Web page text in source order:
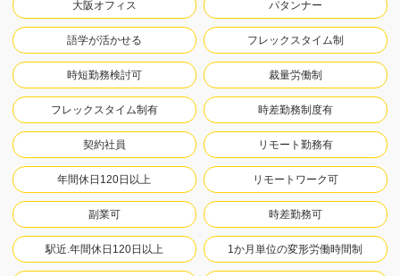
大阪オフィス パタンナー
語学が活かせる フレックスタイム制
時短勤務検討可 裁量労働制
フレックスタイム制有 時差勤務制度有
契約社員 リモート勤務有
年間休日120日以上 リモートワーク可
副業可 時差勤務可
駅近.年間休日120日以上 1か月単位の変形労働時間制